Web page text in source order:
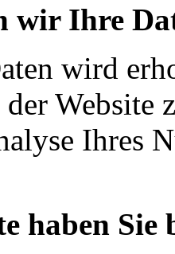
wir Ihre
wird
Website
Ihres
haben